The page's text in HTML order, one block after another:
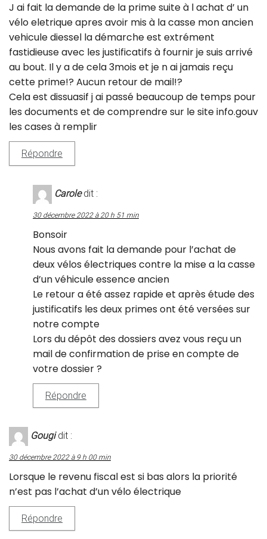
J ai fait la demande de la prime suite à l achat d’ un
vélo eletrique apres avoir mis à la casse mon ancien
vehicule diessel la démarche est extrément
fastidieuse avec les justificatifs à fournir je suis arrivé
au bout. Il y a de cela 3mois et je n ai jamais reçu
cette prime!? Aucun retour de mail!?
Cela est dissuasif j ai passé beaucoup de temps pour
les documents et de comprendre sur le site info.gouv
les cases à remplir
Répondre
Carole dit :
30 décembre 2022 à 20 h 51 min
Bonsoir
Nous avons fait la demande pour l’achat de
deux vélos électriques contre la mise a la casse
d’un véhicule essence ancien
Le retour a été assez rapide et après étude des
justificatifs les deux primes ont été versées sur
notre compte
Lors du dépôt des dossiers avez vous reçu un
mail de confirmation de prise en compte de
votre dossier ?
Répondre
Gougi dit :
30 décembre 2022 à 9 h 00 min
Lorsque le revenu fiscal est si bas alors la priorité
n’est pas l’achat d’un vélo électrique
Répondre